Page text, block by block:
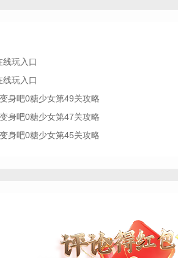
线玩入口
线玩入口
身吧0糖少女第49关攻略
身吧0糖少女第47关攻略
身吧0糖少女第45关攻略